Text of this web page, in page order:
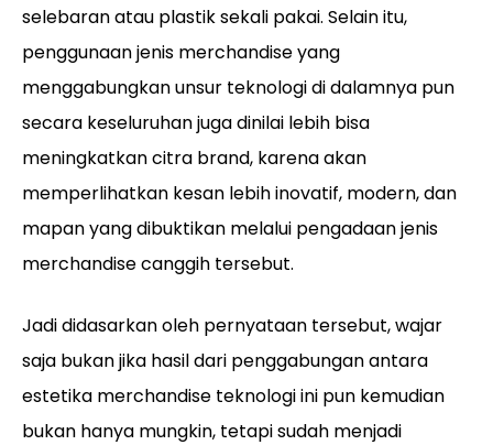
selebaran atau plastik sekali pakai. Selain itu,
penggunaan jenis merchandise yang
menggabungkan unsur teknologi di dalamnya pun
secara keseluruhan juga dinilai lebih bisa
meningkatkan citra brand, karena akan
memperlihatkan kesan lebih inovatif, modern, dan
mapan yang dibuktikan melalui pengadaan jenis
merchandise canggih tersebut.
Jadi didasarkan oleh pernyataan tersebut, wajar
saja bukan jika hasil dari penggabungan antara
estetika merchandise teknologi ini pun kemudian
bukan hanya mungkin, tetapi sudah menjadi